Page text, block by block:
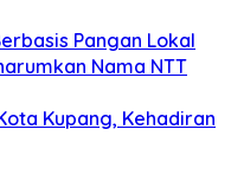
Pangan Lokal
Nama NTT
Kupang, Kehadiran